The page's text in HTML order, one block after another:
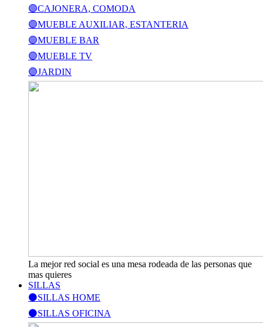
🟣CAJONERA, COMODA
🟣MUEBLE AUXILIAR, ESTANTERIA
🟣MUEBLE BAR
🟣MUEBLE TV
🟣JARDIN
La mejor red social es una mesa rodeada de las personas que
mas quieres
SILLAS
⚫SILLAS HOME
⚫SILLAS OFICINA